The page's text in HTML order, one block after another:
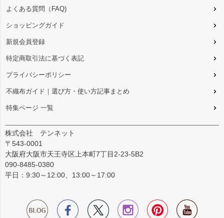
よくある質問（FAQ)
ショッピングガイド
新規会員登録
特定商取引法に基づく表記
プライバシーポリシー
不織布ガイド｜選び方・使い方記事まとめ
特集ページ 一覧
株式会社 テンネット
〒543-0001
大阪府大阪市天王寺区上本町7丁目2-23-5B2
090-8485-0380
平日：9:30～12:00、13:00～17:00